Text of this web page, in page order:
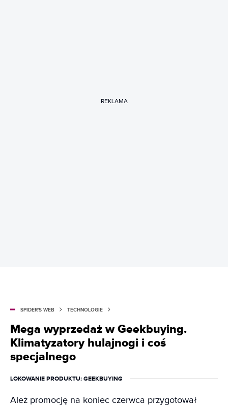
REKLAMA
SPIDER'S WEB TECHNOLOGIE
Mega wyprzedaż w Geekbuying.
Klimatyzatory hulajnogi i coś
specjalnego
LOKOWANIE PRODUKTU: GEEKBUYING
Ależ promocję na koniec czerwca przygotował